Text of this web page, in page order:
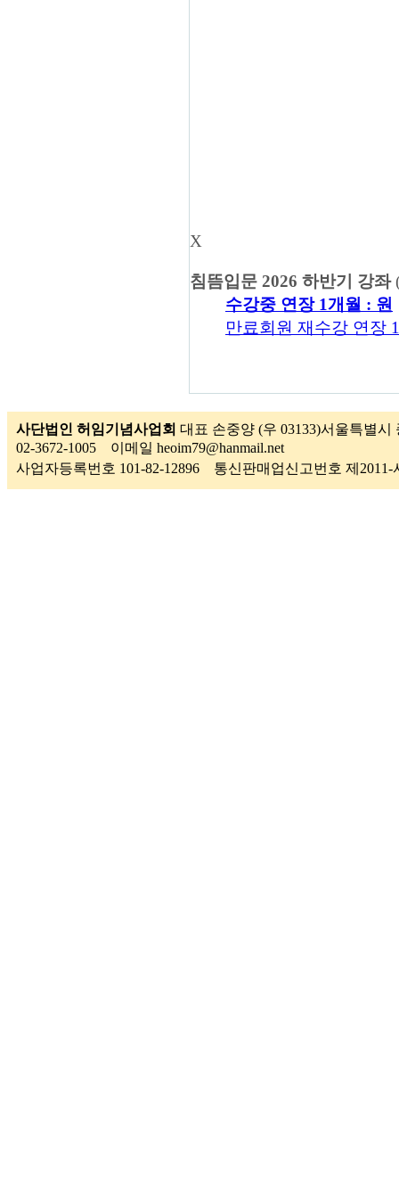
X
침뜸입문 2026 하반기 강좌
수강중 연장 1개월 : 원
만료회원 재수강 연장
사단법인 허임기념사업회 대표 손중양 (우 03133)서울특별
02-3672-1005 이메일 heoim79@hanmail.net
사업자등록번호 101-82-12896 통신판매업신고번호 제